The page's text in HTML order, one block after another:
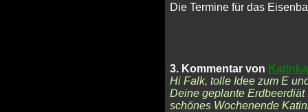
Die Termine für das
3. Kommentar von Katinka
Hi Falk, tolle Idee zum E
Deine geplante
schönes Wochenende